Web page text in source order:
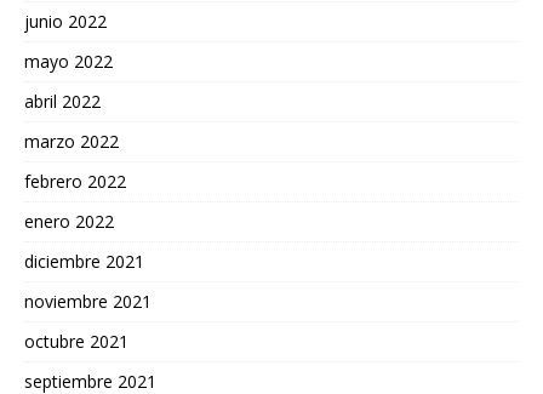
junio 2022
mayo 2022
abril 2022
marzo 2022
febrero 2022
enero 2022
diciembre 2021
noviembre 2021
octubre 2021
septiembre 2021